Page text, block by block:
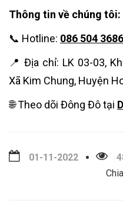
Thông tin về chúng tôi:
📞 Hotline: 086 504 3686
📍 Địa chỉ: LK 03-03,
Xã Kim Chung, Huyện
🌐 Theo dõi Đông Đô tại
01-11-2022